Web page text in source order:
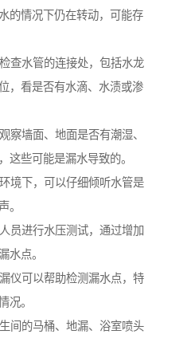
的情况下仍在转动，可能存
查水管的连接处，包括水龙
，看是否有水滴、水渍或渗
察墙面、地面是否有潮湿、
这些可能是漏水导致的。
境下，可以仔细倾听水管是
。
员进行水压测试，通过增加
水点。
仪可以帮助检测漏水点，特
况。
间的马桶、地漏、浴室喷头